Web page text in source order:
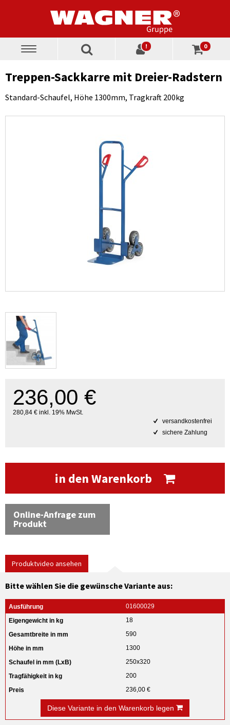
Toggle
! 0
Treppen-Sackkarre mit Dreier-Radstern
Standard-Schaufel, Höhe 1300mm, Tragkraft 200kg
236,00 €
280,84 € inkl. 19% MwSt.
versandkostenfrei
sichere Zahlung
in den Warenkorb
Online-Anfrage zum
Produkt
Produktvideo ansehen
Bitte wählen Sie die gewünsche Variante aus:
01600029
18
590
1300
250x320
200
236,00 €
Diese Variante in den Warenkorb legen